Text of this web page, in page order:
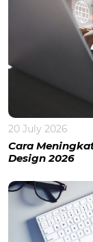
20 July 2026
Cara
Design 2026